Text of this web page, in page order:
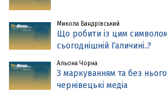
Микола Бандрівський
Що робити із цим
сьогоднішній Галичині..?
Альона Чорна
З маркуванням та без
чернівецькі медіа